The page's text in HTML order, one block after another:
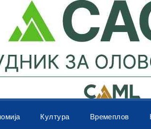
Култура Времеплов